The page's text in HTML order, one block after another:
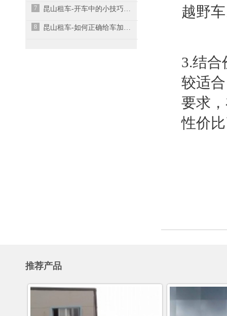
7 昆山租车-开车中的小技巧，您知道几点？
8 昆山租车-如何正确给车加油？
越野
3.结合
较适
要求
性价
推荐产品